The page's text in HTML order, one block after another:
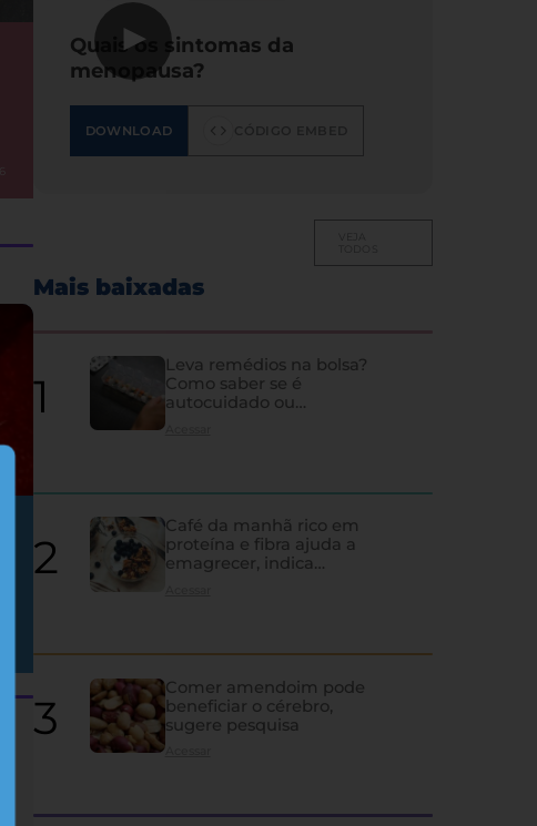
Os sinais de que a
quase ninguém percebe
▶
Quais os sintomas da
menopausa?
DOWNLOAD
Mais baixadas
Leva remédios na bolsa?
Como saber se é
autocuidado ou
hipocondria
Acessar
Café da manhã rico em
proteína e fibra ajuda a
emagrecer, indica
Comer amendoim pode
beneficiar o cérebro,
sugere pesquisa
Acessar